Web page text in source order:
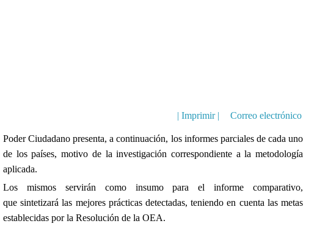
| Imprimir | Correo electrónico
Poder Ciudadano presenta, a continuación, los informes parciales de cada uno
de los países, motivo de la investigación correspondiente a la metodología
aplicada.
Los mismos servirán como insumo para el informe comparativo,
que sintetizará las mejores prácticas detectadas, teniendo en cuenta las metas
establecidas por la Resolución de la OEA.